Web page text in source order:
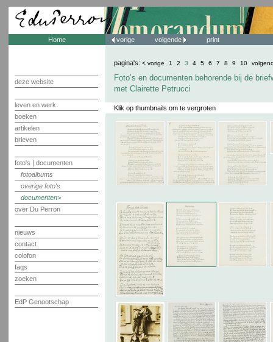
Home
deze website
leven en werk
boeken
artikelen
brieven
foto's | documenten
fotoalbums
overige foto's
documenten
over Du Perron
nieuws
contact
colofon
faqs
zoeken
EdP Genootschap
vorige volgende print
pagina's: < vorige 1 2 3 4 5 6 7 8 9 10
Foto’s en documenten behorende bij de
met Clairette Petrucci
Klik op thumbnails om te vergroten